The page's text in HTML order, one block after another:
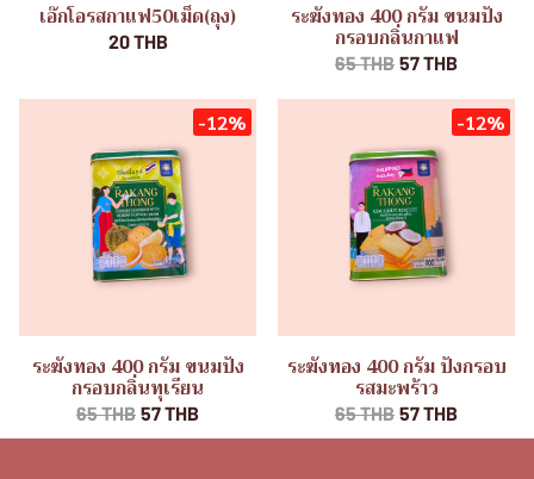
เอ๊กโอรสกาแฟ50เม็ด(ถุง)
20 THB
ระฆังทอง 400 กรัม ขนมปัง
กรอบกลิ่นกาแฟ
65 THB 57 THB
-12%
ระฆังทอง 400 กรัม ขนมปัง
กรอบกลิ่นทุเรียน
65 THB 57 THB
-12%
ระฆังทอง 400 กรัม ปังกรอบ
รสมะพร้าว
65 THB 57 THB